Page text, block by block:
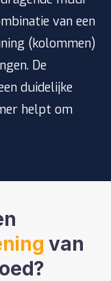
van een
(kolommen)
De
duidelijke
helpt om
van